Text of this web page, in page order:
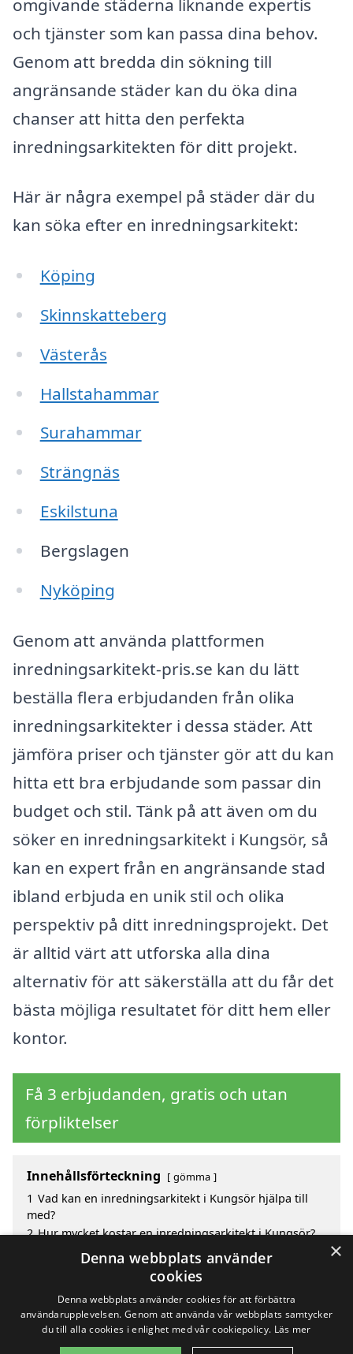
och tjänster som kan passa dina behov.
Genom att bredda din sökning till
angränsande städer kan du öka dina
chanser att hitta den perfekta
inredningsarkitekten för ditt projekt.
Här är några exempel på städer där du
kan söka efter en inredningsarkitekt:
Köping
Skinnskatteberg
Västerås
Hallstahammar
Surahammar
Strängnäs
Eskilstuna
Bergslagen
Nyköping
Genom att använda plattformen
inredningsarkitekt-pris.se kan du lätt
beställa flera erbjudanden från olika
inredningsarkitekter i dessa städer. Att
jämföra priser och tjänster gör att du kan
hitta ett bra erbjudande som passar din
budget och stil. Tänk på att även om du
söker en inredningsarkitekt i Kungsör, så
kan en expert från en angränsande stad
ibland erbjuda en unik stil och olika
perspektiv på ditt inredningsprojekt. Det
är alltid värt att utforska alla dina
alternativ för att säkerställa att du får det
bästa möjliga resultatet för ditt hem eller
kontor.
Få 3 erbjudanden, gratis och utan
förpliktelser
Innehållsförteckning gömma
1 Vad kan en inredningsarkitekt i Kungsör hjälpa till
med?
2 Hur mycket kostar en inredningsarkitekt i Kungsör?
Fördelar med att välja inredningsarkitekt i Kungsör
Sök efter en skicklig inredningsarkitekt i de
omgivande städerna Kungsör
×
Denna webbplats använder
cookies
Denna webbplats använder cookies för att förbättra
användarupplevelsen. Genom att använda vår webbplats samtycker
du till alla cookies i enlighet med vår cookiepolicy. Läs mer